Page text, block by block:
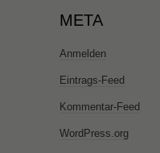
META
Anmelden
Eintrags-Feed
Kommentar-Feed
WordPress.org